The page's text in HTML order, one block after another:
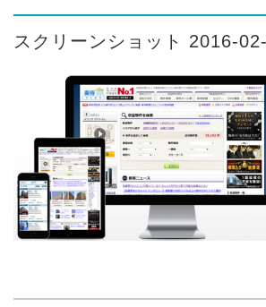
スクリーンショット 2016-